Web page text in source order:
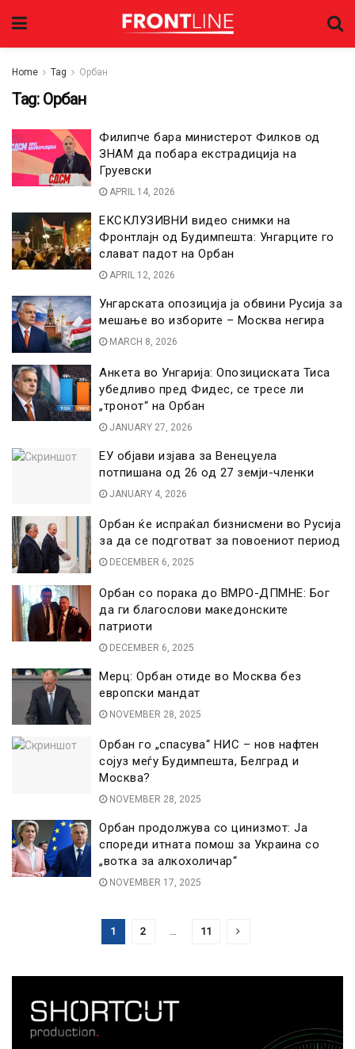
Home Tag Орбан
Tag: Орбан
Филипче бара министерот Филков од
ЗНАМ да побара екстрадиција на
Груевски
APRIL 14, 2026
ЕКСКЛУЗИВНИ видео снимки на
Фронтлајн од Будимпешта: Унгарците го
слават падот на Орбан
APRIL 12, 2026
Унгарската опозиција ја обвини Русија за
мешање во изборите – Москва негира
MARCH 8, 2026
Анкета во Унгарија: Опозициската Тиса
убедливо пред Фидес, се тресе ли
„тронот“ на Орбан
JANUARY 27, 2026
ЕУ објави изјава за Венецуела
потпишана од 26 од 27 земји-членки
JANUARY 4, 2026
Орбан ќе испраќал бизнисмени во Русија
за да се подготват за повоениот период
DECEMBER 6, 2025
Орбан со порака до ВМРО-ДПМНЕ: Бог
да ги благослови македонските
патриоти
DECEMBER 6, 2025
Мерц: Орбан отиде во Москва без
европски мандат
NOVEMBER 28, 2025
Орбан го „спасува“ НИС – нов нафтен
сојуз меѓу Будимпешта, Белград и
Москва?
NOVEMBER 28, 2025
Орбан продолжува со цинизмот: Ја
спореди итната помош за Украина со
„воткa за алкохоличар“
NOVEMBER 17, 2025
1 2 … 11